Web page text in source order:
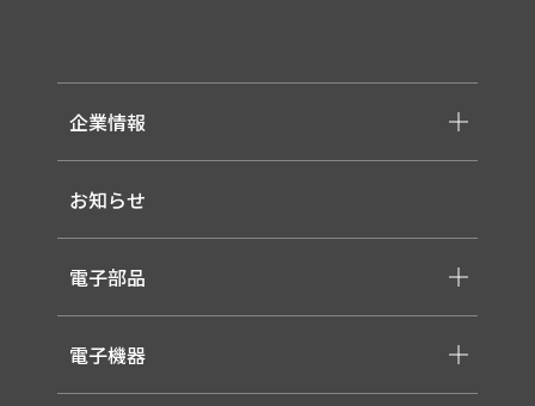
企業情報
-メッセージ・理念
-会社概要
-採用情報
お知らせ
電子部品
-スイッチ ・ジャック ・コネクタ・LED
-ケーブル・ハーネス・FFC
-医療用 ACアダプター
電子機器
-低温用LED照明